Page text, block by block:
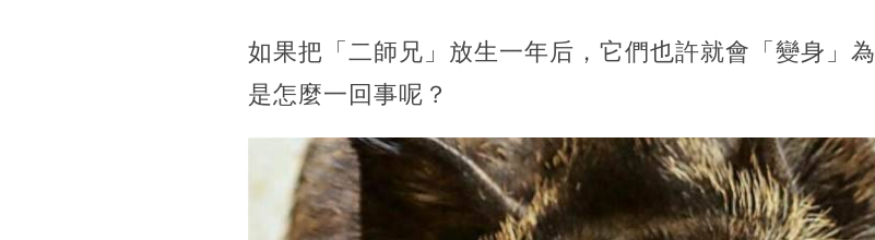
如果把「二師兄」放生一年后，它們也許就會「變身」為
是怎麼一回事呢？